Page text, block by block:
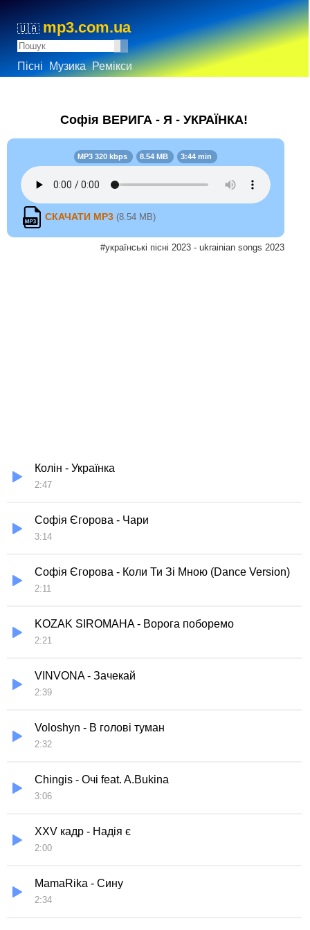
🇺🇦 mp3.com.ua
Пісні Музика Ремікси
Софія ВЕРИГА - Я - УКРАЇНКА!
MP3 320 kbps 8.54 MB 3:44 min
СКАЧАТИ MP3 (8.54 MB)
#українські пісні 2023 - ukrainian songs 2023
Колін - Українка
2:47
Софія Єгорова - Чари
3:14
Софія Єгорова - Коли Ти Зі Мною (Dance Version)
2:11
KOZAK SIROMAHA - Ворога поборемо
2:21
VINVONA - Зачекай
2:39
Voloshyn - В голові туман
2:32
Chingis - Очі feat. A.Bukina
3:06
XXV кадр - Надія є
2:00
MamaRika - Сину
2:34